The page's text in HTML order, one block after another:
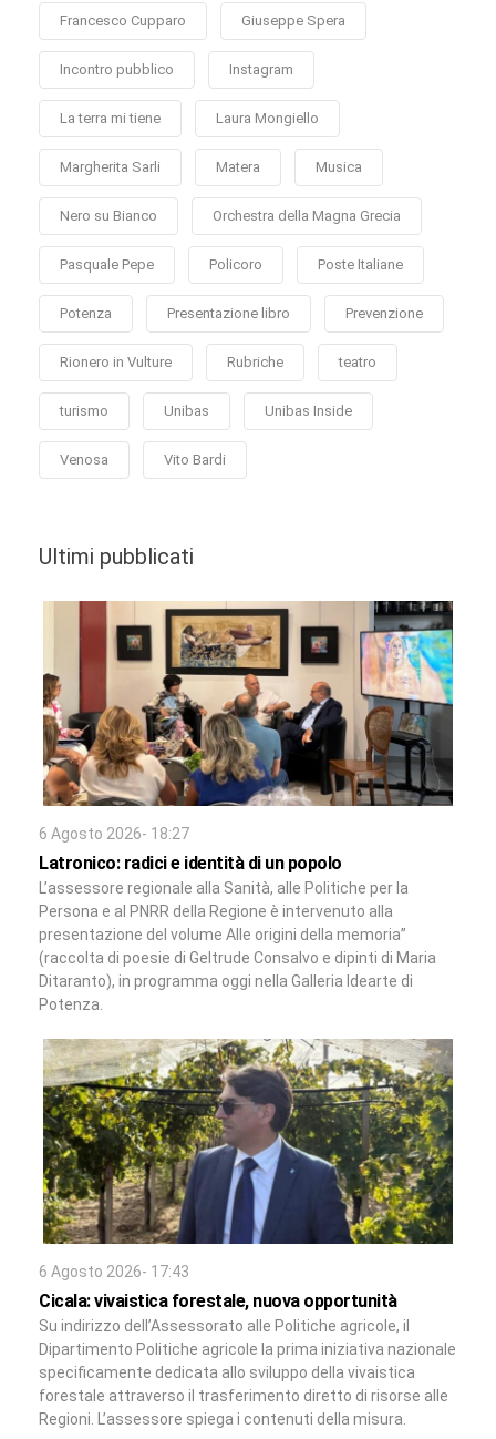
Francesco Cupparo Giuseppe Spera
Incontro pubblico Instagram
La terra mi tiene Laura Mongiello
Margherita Sarli Matera Musica
Nero su Bianco Orchestra della Magna Grecia
Pasquale Pepe Policoro Poste Italiane
Potenza Presentazione libro Prevenzione
Rionero in Vulture Rubriche teatro
turismo Unibas Unibas Inside
Venosa Vito Bardi
Ultimi pubblicati
6 Agosto 2026- 18:27
Latronico: radici e identità di un popolo
L’assessore regionale alla Sanità, alle Politiche per la
Persona e al PNRR della Regione è intervenuto alla
presentazione del volume Alle origini della memoria”
(raccolta di poesie di Geltrude Consalvo e dipinti di Maria
Ditaranto), in programma oggi nella Galleria Idearte di
Potenza.
6 Agosto 2026- 17:43
Cicala: vivaistica forestale, nuova opportunità
Su indirizzo dell’Assessorato alle Politiche agricole, il
Dipartimento Politiche agricole la prima iniziativa nazionale
specificamente dedicata allo sviluppo della vivaistica
forestale attraverso il trasferimento diretto di risorse alle
Regioni. L’assessore spiega i contenuti della misura.